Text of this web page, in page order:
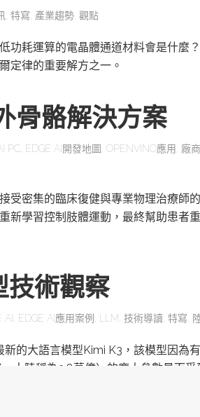
特寫 產業趨勢 觀點
功耗運算的電晶體通道材料會是什麼
定律的重要解方之一。
骨骼解決方案
PC EDGE AI開發地圖 OPENVINO應用 廠
受密集的臨床復健與專業物理治療師
新學習控制肢體運動，最終幫助患者
術觀察
AI EDGE AI應用案例 LLM 技術導讀 特寫
的大語言模型Kimi K3，該模型因為有
大陸稱為2.8萬億）的龐大參數量而受